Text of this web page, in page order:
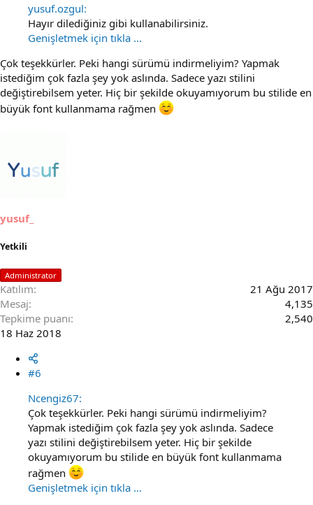
yusuf.ozgul:
Hayır dilediğiniz gibi kullanabilirsiniz.
Genişletmek için tıkla ...
Çok teşekkürler. Peki hangi sürümü indirmeliyim? Yapmak
istediğim çok fazla şey yok aslında. Sadece yazı stilini
değiştirebilsem yeter. Hiç bir şekilde okuyamıyorum bu stilide en
büyük font kullanmama rağmen
yusuf_
Yetkili
Administrator
Katılım
21 Ağu 2017
Mesaj
4,135
Tepkime puanı
2,540
18 Haz 2018
#6
Ncengiz67:
Çok teşekkürler. Peki hangi sürümü indirmeliyim?
Yapmak istediğim çok fazla şey yok aslında. Sadece
yazı stilini değiştirebilsem yeter. Hiç bir şekilde
okuyamıyorum bu stilide en büyük font kullanmama
rağmen
Genişletmek için tıkla ...